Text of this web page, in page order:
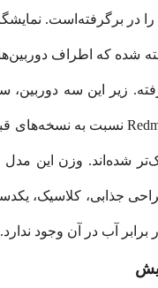
آب در آن وجود ندارد.